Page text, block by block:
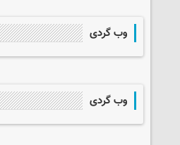
وب گردی
وب گردی